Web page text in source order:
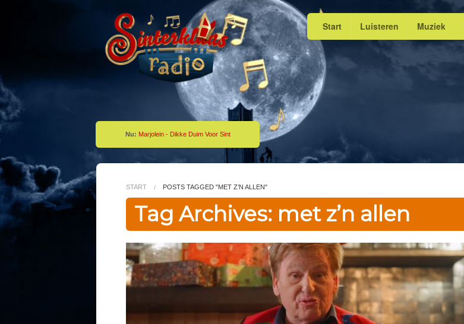
Start Luisteren Muziek
Nu: Marjolein - Dikke Duim Voor Sint
START POSTS TAGGED "MET Z’N ALLEN"
Tag Archives: met z’n allen